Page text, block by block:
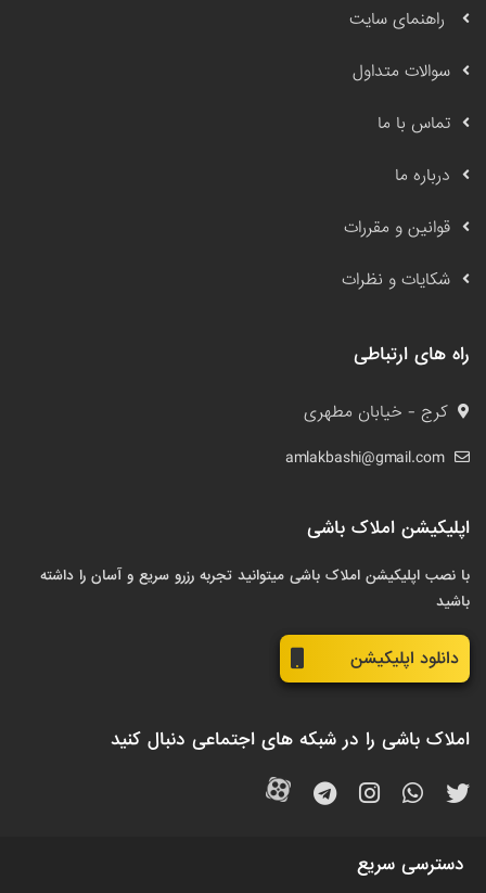
راهنمای سایت
سوالات متداول
تماس با ما
درباره ما
قوانین و مقررات
شکایات و نظرات
راه های ارتباطی
کرج - خیابان مطهری
amlakbashi@gmail.com
اپلیکیشن املاک باشی
با نصب اپلیکیشن املاک باشی میتوانید تجربه رزرو سریع و آسان را داشته
باشید
دانلود اپلیکیشن
املاک باشی را در شبکه های اجتماعی دنبال کنید
دسترسی سریع